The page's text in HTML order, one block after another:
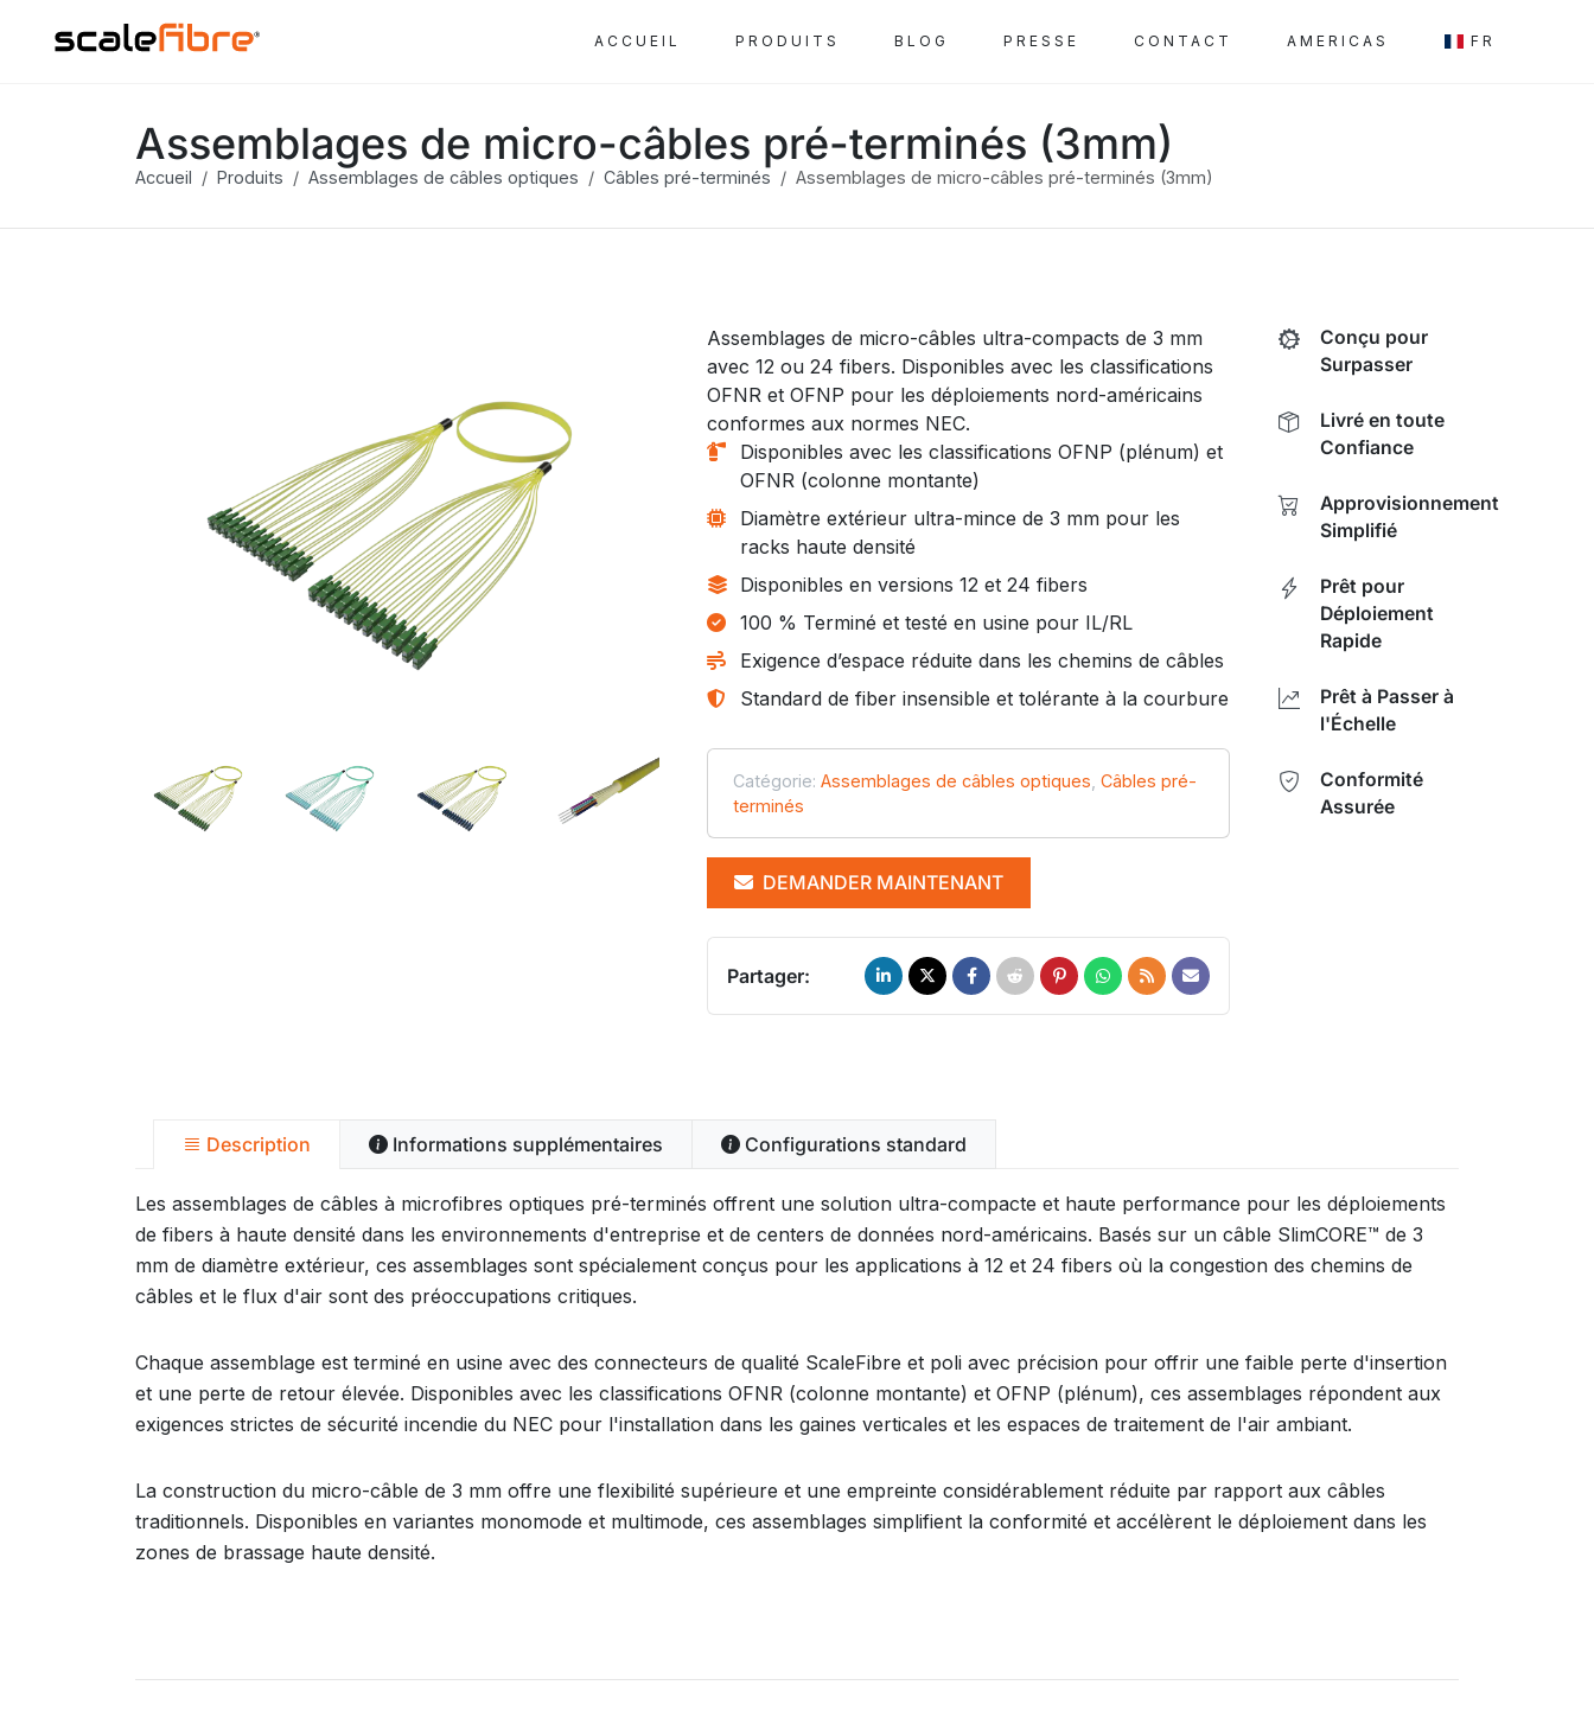
ACCUEIL PRODUITS BLOG PRESSE CONTACT AMERICAS FR
Assemblages de micro-câbles pré-terminés (3mm)
Accueil Produits Assemblages de câbles optiques Câbles pré-terminés Assemblages de micro-câbles pré-terminés (3mm)
Assemblages de micro-câbles ultra-compacts de 3 mm
avec 12 ou 24 fibers. Disponibles avec les classifications
OFNR et OFNP pour les déploiements nord-américains
conformes aux normes NEC.
Disponibles avec les classifications OFNP (plénum) et
OFNR (colonne montante)
Diamètre extérieur ultra-mince de 3 mm pour les
racks haute densité
Disponibles en versions 12 et 24 fibers
100 % Terminé et testé en usine pour IL/RL
Exigence d’espace réduite dans les chemins de câbles
Standard de fiber insensible et tolérante à la courbure
Catégorie: Assemblages de câbles optiques Câbles pré-
terminés
DEMANDER MAINTENANT
Partager:
Conçu pour
Surpasser
Livré en toute
Confiance
Approvisionnement
Simplifié
Prêt pour
Déploiement
Rapide
Prêt à Passer à
l'Échelle
Conformité
Assurée
Description Informations supplémentaires Configurations standard
Les assemblages de câbles à microfibres optiques pré-terminés offrent une solution ultra-compacte et haute performance pour les déploiements
de fibers à haute densité dans les environnements d'entreprise et de centers de données nord-américains. Basés sur un câble SlimCORE™ de 3
mm de diamètre extérieur, ces assemblages sont spécialement conçus pour les applications à 12 et 24 fibers où la congestion des chemins de
câbles et le flux d'air sont des préoccupations critiques.
Chaque assemblage est terminé en usine avec des connecteurs de qualité ScaleFibre et poli avec précision pour offrir une faible perte d'insertion
et une perte de retour élevée. Disponibles avec les classifications OFNR (colonne montante) et OFNP (plénum), ces assemblages répondent aux
exigences strictes de sécurité incendie du NEC pour l'installation dans les gaines verticales et les espaces de traitement de l'air ambiant.
La construction du micro-câble de 3 mm offre une flexibilité supérieure et une empreinte considérablement réduite par rapport aux câbles
traditionnels. Disponibles en variantes monomode et multimode, ces assemblages simplifient la conformité et accélèrent le déploiement dans les
zones de brassage haute densité.